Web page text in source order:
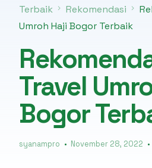
Terbaik
Rekomendasi
Umroh Haji Bogor Terbaik
Travel
Bogor
syanampro November 28, 2022